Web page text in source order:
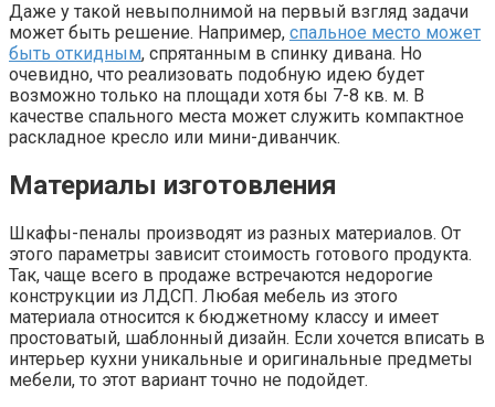
Даже у такой невыполнимой на первый взгляд задачи
может быть решение. Например, спальное место может
быть откидным, спрятанным в спинку дивана. Но
очевидно, что реализовать подобную идею будет
возможно только на площади хотя бы 7-8 кв. м. В
качестве спального места может служить компактное
раскладное кресло или мини-диванчик.
Материалы изготовления
Шкафы-пеналы производят из разных материалов. От
этого параметры зависит стоимость готового продукта.
Так, чаще всего в продаже встречаются недорогие
конструкции из ЛДСП. Любая мебель из этого
материала относится к бюджетному классу и имеет
простоватый, шаблонный дизайн. Если хочется вписать в
интерьер кухни уникальные и оригинальные предметы
мебели, то этот вариант точно не подойдет.